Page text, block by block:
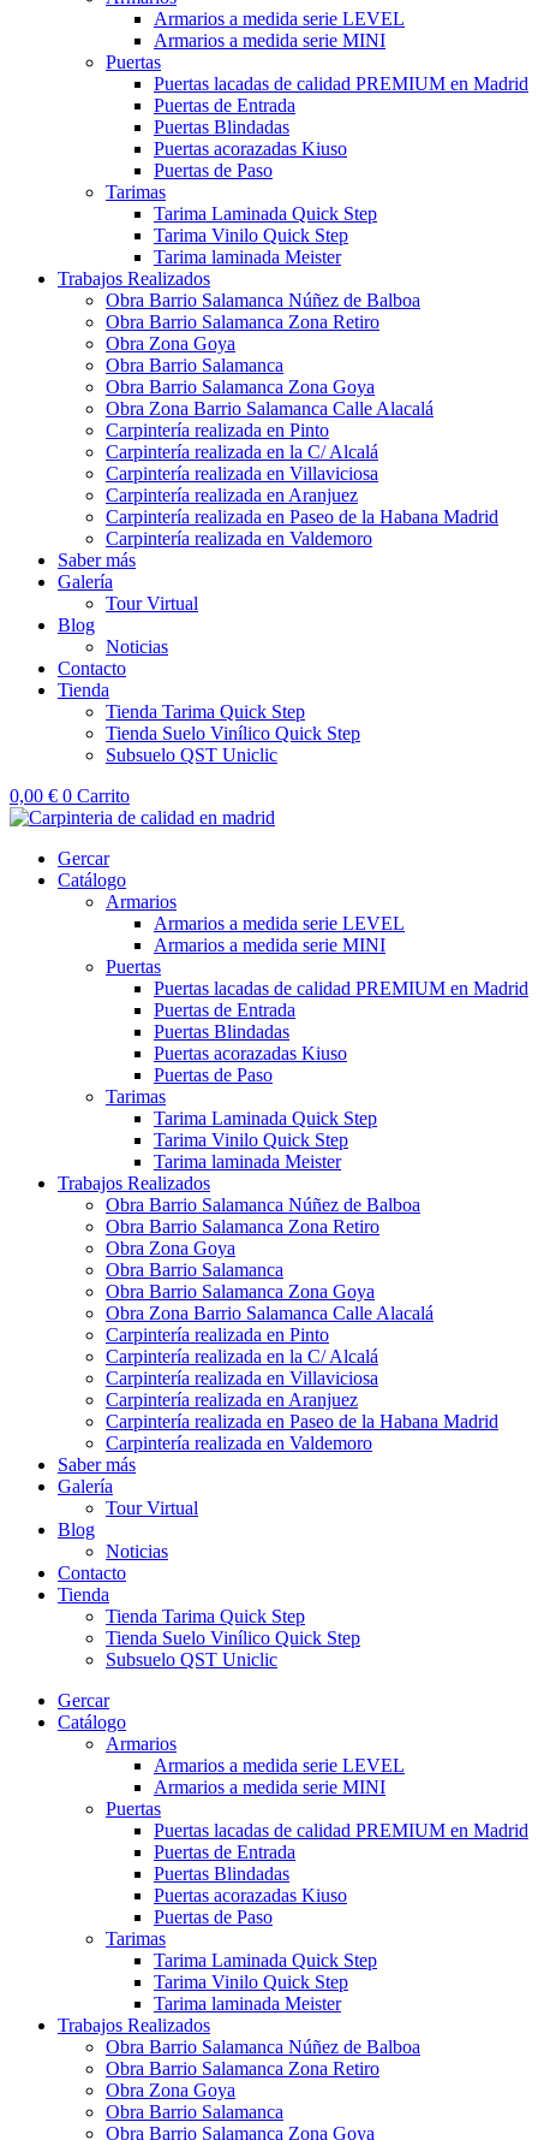
Armarios a medida serie LEVEL
Armarios a medida serie MINI
Puertas
Puertas lacadas de calidad PREMIUM en Madrid
Puertas de Entrada
Puertas Blindadas
Puertas acorazadas Kiuso
Puertas de Paso
Tarimas
Tarima Laminada Quick Step
Tarima Vinilo Quick Step
Tarima laminada Meister
Trabajos Realizados
Obra Barrio Salamanca Núñez de Balboa
Obra Barrio Salamanca Zona Retiro
Obra Zona Goya
Obra Barrio Salamanca
Obra Barrio Salamanca Zona Goya
Obra Zona Barrio Salamanca Calle Alacalá
Carpintería realizada en Pinto
Carpintería realizada en la C/ Alcalá
Carpintería realizada en Villaviciosa
Carpintería realizada en Aranjuez
Carpintería realizada en Paseo de la Habana Madrid
Carpintería realizada en Valdemoro
Saber más
Galería
Tour Virtual
Blog
Noticias
Contacto
Tienda
Tienda Tarima Quick Step
Tienda Suelo Vinílico Quick Step
Subsuelo QST Uniclic
0,00 € 0 Carrito
Gercar
Catálogo
Armarios
Armarios a medida serie LEVEL
Armarios a medida serie MINI
Puertas
Puertas lacadas de calidad PREMIUM en Madrid
Puertas de Entrada
Puertas Blindadas
Puertas acorazadas Kiuso
Puertas de Paso
Tarimas
Tarima Laminada Quick Step
Tarima Vinilo Quick Step
Tarima laminada Meister
Trabajos Realizados
Obra Barrio Salamanca Núñez de Balboa
Obra Barrio Salamanca Zona Retiro
Obra Zona Goya
Obra Barrio Salamanca
Obra Barrio Salamanca Zona Goya
Obra Zona Barrio Salamanca Calle Alacalá
Carpintería realizada en Pinto
Carpintería realizada en la C/ Alcalá
Carpintería realizada en Villaviciosa
Carpintería realizada en Aranjuez
Carpintería realizada en Paseo de la Habana Madrid
Carpintería realizada en Valdemoro
Saber más
Galería
Tour Virtual
Blog
Noticias
Contacto
Tienda
Tienda Tarima Quick Step
Tienda Suelo Vinílico Quick Step
Subsuelo QST Uniclic
Gercar
Catálogo
Armarios
Armarios a medida serie LEVEL
Armarios a medida serie MINI
Puertas
Puertas lacadas de calidad PREMIUM en Madrid
Puertas de Entrada
Puertas Blindadas
Puertas acorazadas Kiuso
Puertas de Paso
Tarimas
Tarima Laminada Quick Step
Tarima Vinilo Quick Step
Tarima laminada Meister
Trabajos Realizados
Obra Barrio Salamanca Núñez de Balboa
Obra Barrio Salamanca Zona Retiro
Obra Zona Goya
Obra Barrio Salamanca
Obra Barrio Salamanca Zona Goya